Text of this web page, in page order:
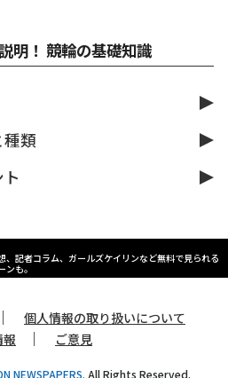
明！ 競輪の基礎知識
類
記者コラム、ガールズケイリンなど無料で見られる
も。
｜
個人情報の取り扱いについて
｜ ご意見
NEWSPAPERS. All Rights Reserved.